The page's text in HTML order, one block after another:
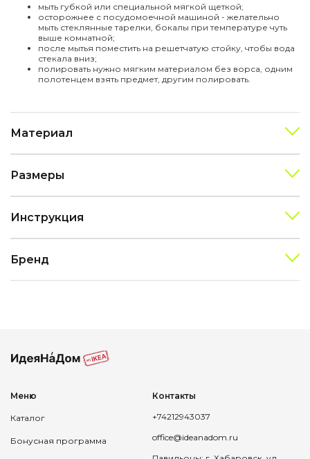
мыть губкой или специальной мягкой щеткой;
осторожнее с посудомоечной машиной - желательно
мыть стеклянные тарелки, бокалы при температуре чуть
выше комнатной;
после мытья поместить на решетчатую стойку, чтобы вода
стекала вниз;
полировать нужно мягким материалом без ворса, одним
полотенцем взять предмет, другим полировать.
Материал
Размеры
Инструкция
Бренд
Меню
Каталог
Бонусная программа
Контакты
+74212943037
office@ideanadom.ru